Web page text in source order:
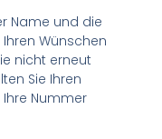
Name und die
Wünschen
nicht erneut
Sie Ihren
Nummer